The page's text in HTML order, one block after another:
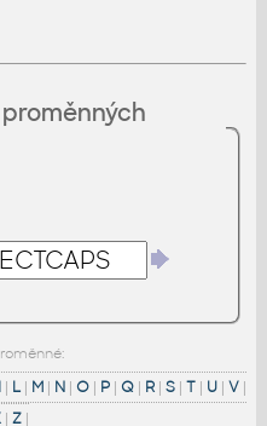
I| L| M| N| O| P| Q| R| S| T| U| V|
| Z |